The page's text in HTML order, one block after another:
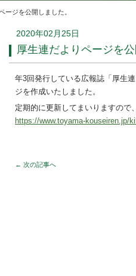
ージを公開しました。
2020年02月25日
厚生連だよりページを
年3回発行している広報誌「厚生
ジを作成いたしました。
定期的に更新してまいりますので
https://www.toyama-kouseiren.jp/
← 次の記事へ